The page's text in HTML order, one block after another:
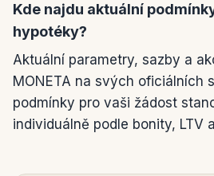
Kde najdu aktuální
hypotéky?
Aktuální parametry, sazby a
MONETA na svých oficiálních
podmínky pro vaši žádost
individuálně podle bonity, LTV